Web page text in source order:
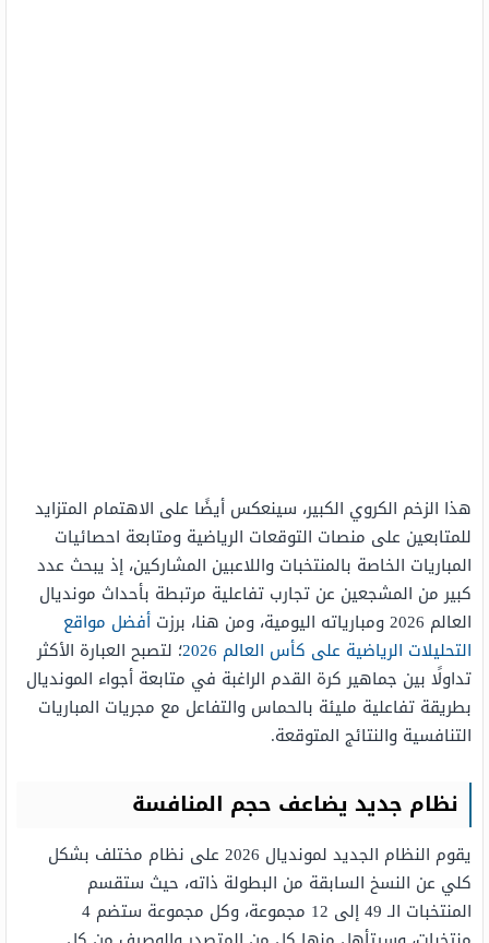
هذا الزخم الكروي الكبير، سينعكس أيضًا على الاهتمام المتزايد
للمتابعين على منصات التوقعات الرياضية ومتابعة احصائيات
المباريات الخاصة بالمنتخبات واللاعبين المشاركين، إذ يبحث عدد
كبير من المشجعين عن تجارب تفاعلية مرتبطة بأحداث مونديال
العالم 2026 ومبارياته اليومية، ومن هنا، برزت
أفضل مواقع
التحليلات الرياضية على كأس العالم 2026
؛ لتصبح العبارة الأكثر
تداولًا بين جماهير كرة القدم الراغبة في متابعة أجواء المونديال
بطريقة تفاعلية مليئة بالحماس والتفاعل مع مجريات المباريات
التنافسية والنتائج المتوقعة.
نظام جديد يضاعف حجم المنافسة
يقوم النظام الجديد لمونديال 2026 على نظام مختلف بشكل
كلي عن النسخ السابقة من البطولة ذاته، حيث ستقسم
المنتخبات الـ 49 إلى 12 مجموعة، وكل مجموعة ستضم 4